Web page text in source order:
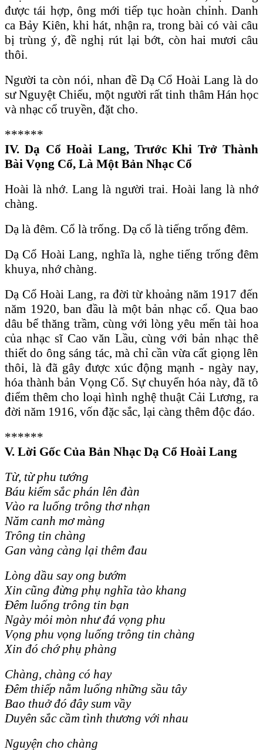
được tái hợp, ông mới tiếp tục hoàn chỉnh. Danh
ca Bảy Kiên, khi hát, nhận ra, trong bài có vài câu
bị trùng ý, đề nghị rút lại bớt, còn hai mươi câu
thôi.
Người ta còn nói, nhan đề Dạ Cổ Hoài Lang là do
sư Nguyệt Chiếu, một người rất tinh thâm Hán học
và nhạc cổ truyền, đặt cho.
******
IV. Dạ Cổ Hoài Lang, Trước Khi Trở Thành
Bài Vọng Cổ, Là Một Bản Nhạc Cổ
Hoài là nhớ. Lang là người trai. Hoài lang là nhớ
chàng.
Dạ là đêm. Cổ là trống. Dạ cổ là tiếng trống đêm.
Dạ Cổ Hoài Lang, nghĩa là, nghe tiếng trống đêm
khuya, nhớ chàng.
Dạ Cổ Hoài Lang, ra đời từ khoảng năm 1917 đến
năm 1920, ban đầu là một bản nhạc cổ. Qua bao
dâu bể thăng trầm, cùng với lòng yêu mến tài hoa
của nhạc sĩ Cao văn Lầu, cùng với bản nhạc thê
thiết do ông sáng tác, mà chỉ cần vừa cất giọng lên
thôi, là đã gây được xúc động mạnh - ngày nay,
hóa thành bản Vọng Cổ. Sự chuyển hóa này, đã tô
điểm thêm cho loại hình nghệ thuật Cải Lương, ra
đời năm 1916, vốn đặc sắc, lại càng thêm độc đáo.
******
V. Lời Gốc Của Bản Nhạc Dạ Cổ Hoài Lang
Từ, từ phu tướng
Báu kiếm sắc phán lên đàn
Vào ra luống trông thơ nhạn
Năm canh mơ màng
Trông tin chàng
Gan vàng càng lại thêm đau
Lòng dầu say ong bướm
Xin cũng đừng phụ nghĩa tào khang
Đêm luống trông tin bạn
Ngày mỏi mòn như đá vọng phu
Vọng phu vọng luống trông tin chàng
Xin đó chớ phụ phàng
Chàng, chàng có hay
Đêm thiếp nằm luống những sầu tây
Bao thuở đó đây sum vầy
Duyên sắc cầm tình thương với nhau
Nguyện cho chàng